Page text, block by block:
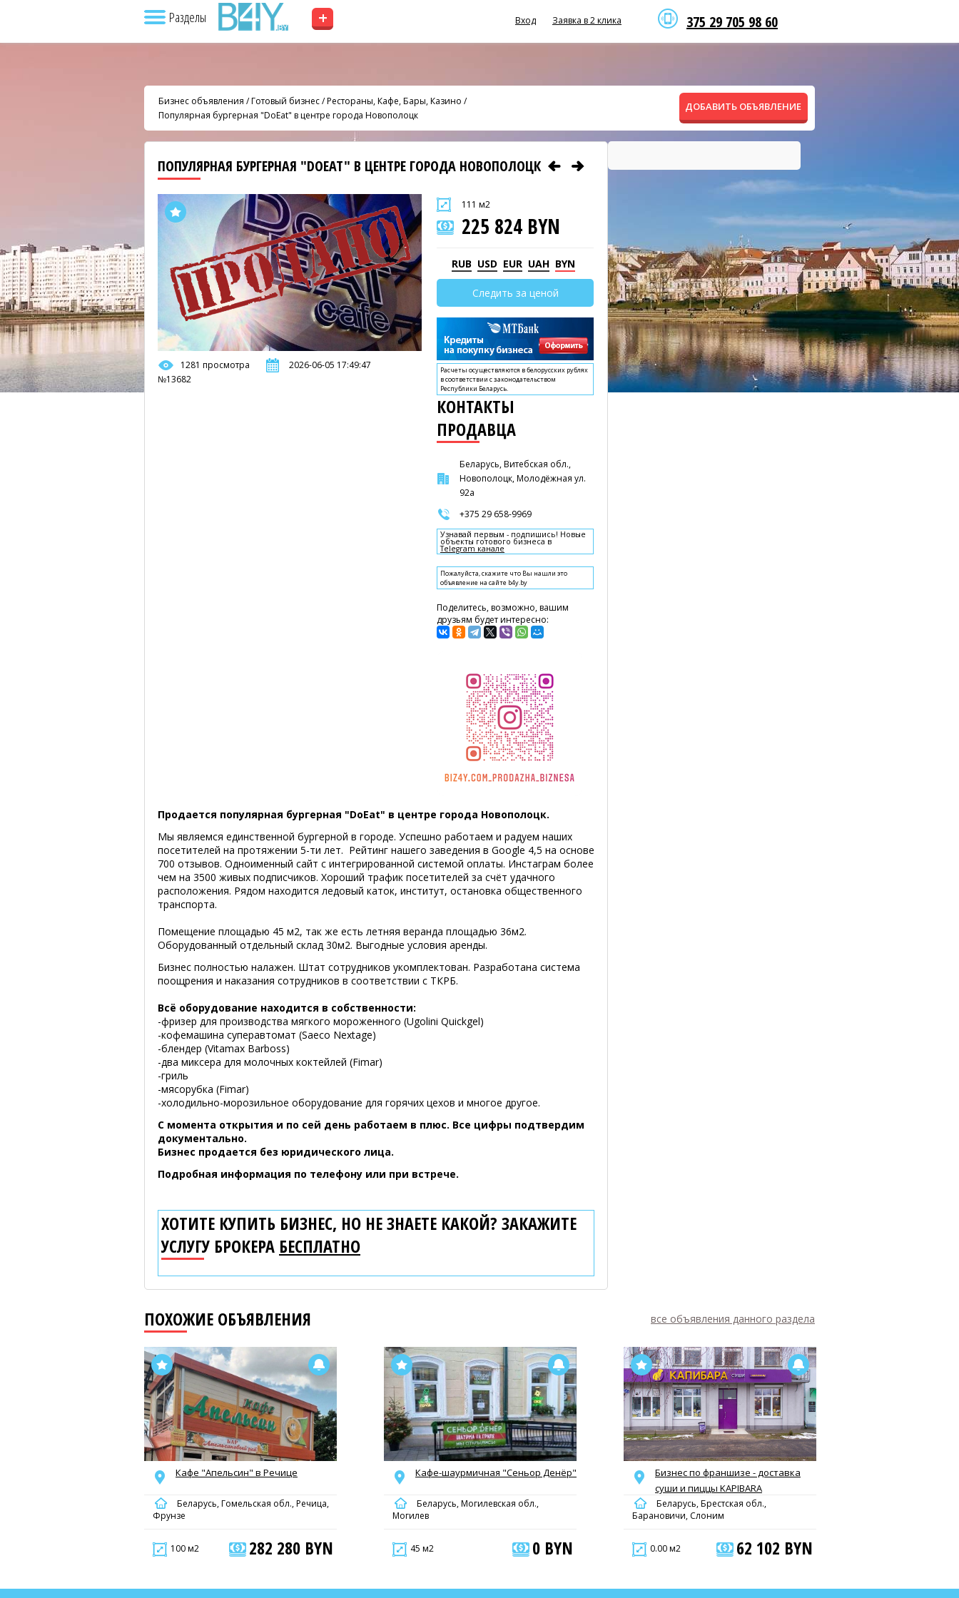
Разделы + 375 29 705 98 60
Вход Заявка в 2 клика
Бизнес объявления /Готовый бизнес/Рестораны, Кафе, Бары, Казино /
Популярная бургерная "DoEat" в центре города Новополоцк
ДОБАВИТЬ ОБЪЯВЛЕНИЕ
ПОПУЛЯРНАЯ БУРГЕРНАЯ "DOEAT" В ЦЕНТРЕ ГОРОДА НОВОПОЛОЦК
1281 просмотра
2026-06-05 17:49:47
№13682
111 м2
225 824 BYN
RUB USD EUR UAH BYN
Следить за ценой
Расчеты осуществляются в белорусских рублях
в соответствии с законодательством
Республики Беларусь.
КОНТАКТЫ
ПРОДАВЦА
Беларусь, Витебская обл.,
Новополоцк, Молодёжная ул.
92а
+375 29 658-9969
Узнавай первым - подпишись! Новые
объекты готового бизнеса в
Telegram канале
Пожалуйста, скажите что Вы нашли это
объявление на сайте b4y.by
Поделитесь, возможно, вашим
друзьям будет интересно:
Продается популярная бургерная "DoEat" в центре города Новополоцк.
Мы являемся единственной бургерной в городе. Успешно работаем и радуем наших
посетителей на протяжении 5-ти лет. Рейтинг нашего заведения в Google 4,5 на основе
700 отзывов. Одноименный сайт с интегрированной системой оплаты. Инстаграм более
чем на 3500 живых подписчиков. Хороший трафик посетителей за счёт удачного
расположения. Рядом находится ледовый каток, институт, остановка общественного
транспорта.
Помещение площадью 45 м2, так же есть летняя веранда площадью 36м2.
Оборудованный отдельный склад 30м2. Выгодные условия аренды.
Бизнес полностью налажен. Штат сотрудников укомплектован. Разработана система
поощрения и наказания сотрудников в соответствии с ТКРБ.
Всё оборудование находится в собственности:
-фризер для производства мягкого мороженного (Ugolini Quickgel)
-кофемашина суперавтомат (Saeco Nextage)
-блендер (Vitamax Barboss)
-два миксера для молочных коктейлей (Fimar)
-гриль
-мясорубка (Fimar)
-холодильно-морозильное оборудование для горячих цехов и многое другое.
С момента открытия и по сей день работаем в плюс. Все цифры подтвердим
документально.
Бизнес продается без юридического лица.
Подробная информация по телефону или при встрече.
ХОТИТЕ КУПИТЬ БИЗНЕС, НО НЕ ЗНАЕТЕ КАКОЙ? ЗАКАЖИТЕ
УСЛУГУ БРОКЕРА БЕСПЛАТНО
ПОХОЖИЕ ОБЪЯВЛЕНИЯ все объявления данного раздела
Кафе "Апельсин" в Речице
Беларусь, Гомельская обл., Речица,
Фрунзе
100 м2 282 280 BYN
Кафе-шаурмичная "Сеньор Денёр"
Беларусь, Могилевская обл.,
Могилев
45 м2 0 BYN
Бизнес по франшизе - доставка
суши и пиццы KAPIBARA
Беларусь, Брестская обл.,
Барановичи, Слоним
0.00 м2 62 102 BYN